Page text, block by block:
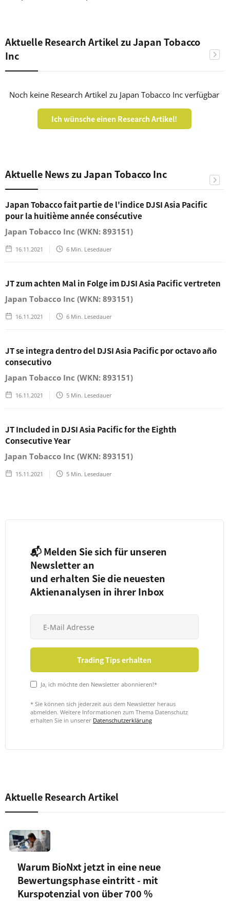
Aktuelle Research Artikel zu Japan Tobacco
Inc
Noch keine Research Artikel zu Japan Tobacco Inc verfügbar
Ich wünsche einen Research Artikel!
Aktuelle News zu Japan Tobacco Inc
Japan Tobacco fait partie de l'indice DJSI Asia Pacific
pour la huitième année consécutive
Japan Tobacco Inc (WKN: 893151)
16.11.2021 6 Min. Lesedauer
JT zum achten Mal in Folge im DJSI Asia Pacific vertreten
Japan Tobacco Inc (WKN: 893151)
16.11.2021 6 Min. Lesedauer
JT se integra dentro del DJSI Asia Pacific por octavo año
consecutivo
Japan Tobacco Inc (WKN: 893151)
16.11.2021 5 Min. Lesedauer
JT Included in DJSI Asia Pacific for the Eighth
Consecutive Year
Japan Tobacco Inc (WKN: 893151)
15.11.2021 5 Min. Lesedauer
📬 Melden Sie sich für unseren
Newsletter an
und erhalten Sie die neuesten
Aktienanalysen in ihrer Inbox
Ja, ich möchte den Newsletter abonnieren!*
* Sie können sich jederzeit aus dem Newsletter heraus
abmelden. Weitere Informationen zum Thema Datenschutz
erhalten Sie in unserer Datenschutzerklärung
Aktuelle Research Artikel
Warum BioNxt jetzt in eine neue
Bewertungsphase eintritt - mit
Kurspotenzial von über 700 %